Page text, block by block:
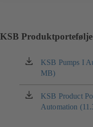
KSB Produktportefølje
KSB Pumps I
MB)
(åpnes
i
en
ny
fane)
KSB Product
Automation
(åpnes
i